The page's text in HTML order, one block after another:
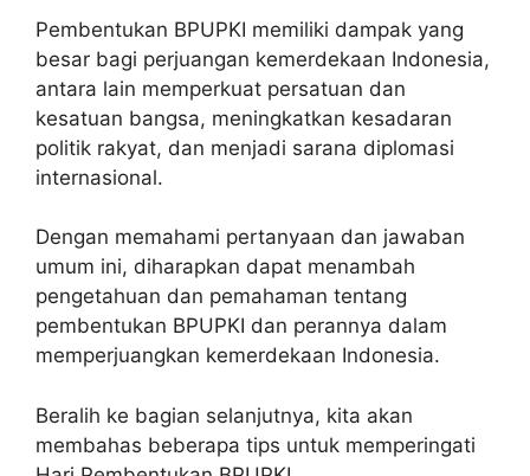
Pembentukan BPUPKI memiliki dampak yang
besar bagi perjuangan kemerdekaan Indonesia,
antara lain memperkuat persatuan dan
kesatuan bangsa, meningkatkan kesadaran
politik rakyat, dan menjadi sarana diplomasi
internasional.
Dengan memahami pertanyaan dan jawaban
umum ini, diharapkan dapat menambah
pengetahuan dan pemahaman tentang
pembentukan BPUPKI dan perannya dalam
memperjuangkan kemerdekaan Indonesia.
Beralih ke bagian selanjutnya, kita akan
membahas beberapa tips untuk memperingati